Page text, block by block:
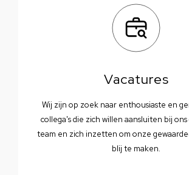
Vacatures
Wij zijn op zoek naar enthousiaste en
collega's die zich willen aansluiten bij ons
team en zich inzetten om onze
blij te maken.